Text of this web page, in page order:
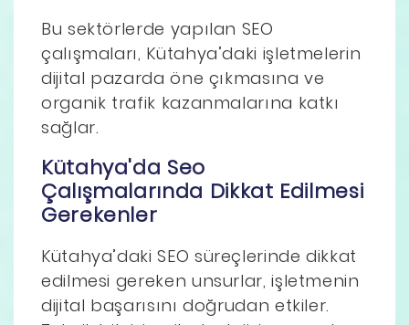
Bu sektörlerde yapılan SEO
çalışmaları, Kütahya’daki işletmelerin
dijital pazarda öne çıkmasına ve
organik trafik kazanmalarına katkı
sağlar.
Kütahya'da Seo
Çalışmalarında Dikkat Edilmesi
Gerekenler
Kütahya’daki SEO süreçlerinde dikkat
edilmesi gereken unsurlar, işletmenin
dijital başarısını doğrudan etkiler.